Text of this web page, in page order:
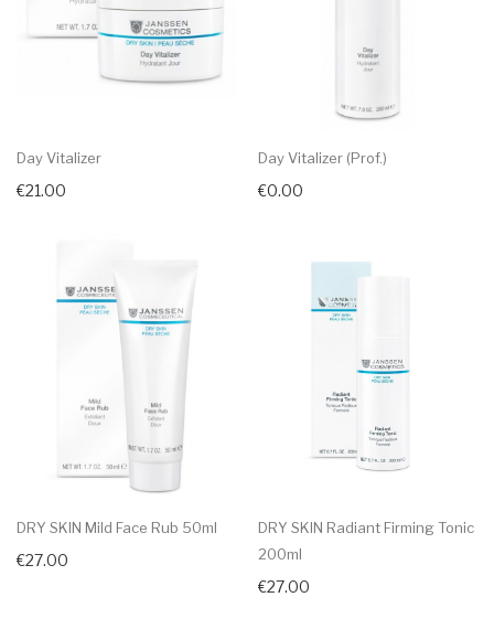
Day Vitalizer
€21.00
Day Vitalizer (prof.)
€0.00
DRY SKIN Mild Face Rub 50ml
€27.00
DRY SKIN Radiant Firming Tonic
200ml
€27.00